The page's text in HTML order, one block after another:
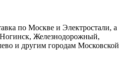
по Москве и Электростали, а
Железнодорожный,
и другим городам Московской